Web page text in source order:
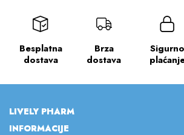
Besplatna
dostava
Brza
dostava
Sigurno
LIVELY PHARM
INFORMACIJE